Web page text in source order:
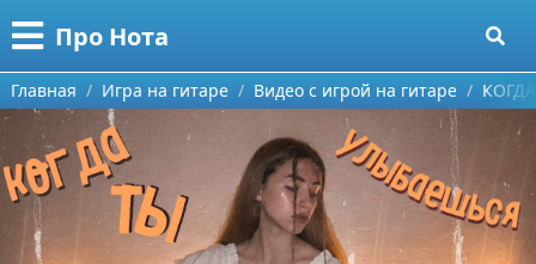
Про Нота
Меню
Главная
Категории
Обучение на гитаре
Видео обучение на гитаре
Обучение на фортепиано
Поиск
О проекте
Главная Игра на гитаре Видео с игрой на гитаре